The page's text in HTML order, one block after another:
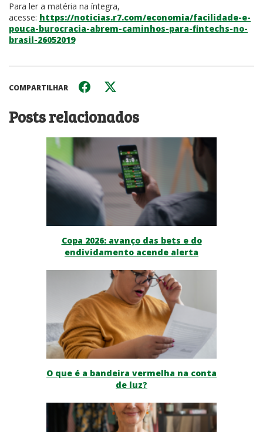
Para ler a matéria na íntegra,
acesse: https://noticias.r7.com/economia/facilidade-e-
pouca-burocracia-abrem-caminhos-para-fintechs-no-
brasil-26052019
COMPARTILHAR
Posts relacionados
Copa 2026: avanço das bets e do
endividamento acende alerta
O que é a bandeira vermelha na conta
de luz?